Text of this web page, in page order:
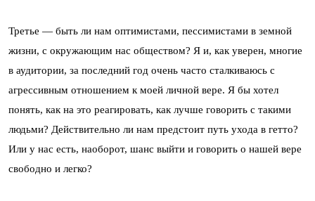
Третье — быть ли нам оптимистами, пессимистами в земной
жизни, с окружающим нас обществом? Я и, как уверен, многие
в аудитории, за последний год очень часто сталкиваюсь с
агрессивным отношением к моей личной вере. Я бы хотел
понять, как на это реагировать, как лучше говорить с такими
людьми? Действительно ли нам предстоит путь ухода в гетто?
Или у нас есть, наоборот, шанс выйти и говорить о нашей вере
свободно и легко?